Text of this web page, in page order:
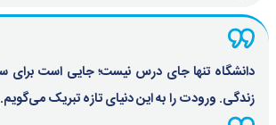
دانشگاه تنها جای درس نیست؛ جایی است برای
زندگی. ورودت را به این دنیای تازه تبریک می‌گویم.